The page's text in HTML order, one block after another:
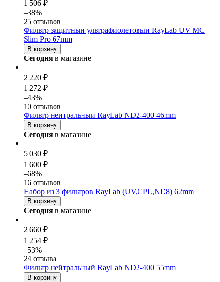
1 506 ₽
–38%
25 отзывов
Фильтр защитный ультрафиолетовый RayLab UV MC
Slim Pro 67mm
В корзину
Сегодня в магазине
2 220 ₽
1 272 ₽
–43%
10 отзывов
Фильтр нейтральный RayLab ND2-400 46mm
В корзину
Сегодня в магазине
5 030 ₽
1 600 ₽
–68%
16 отзывов
Набор из 3 фильтров RayLab (UV,CPL,ND8) 62mm
В корзину
Сегодня в магазине
2 660 ₽
1 254 ₽
–53%
24 отзыва
Фильтр нейтральный RayLab ND2-400 55mm
В корзину